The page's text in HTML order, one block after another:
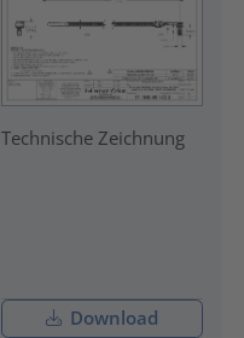
Technische Zeichnung
Download